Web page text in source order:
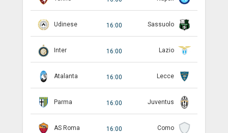
COUPE DE LA LIGUE
ANGLETERRE
ALLEMAGNE
Udinese 16:00 Sassuolo
Inter 16:00 Lazio
Atalanta 16:00 Lecce
Parma 16:00 Juventus
AS Roma 16:00 Como